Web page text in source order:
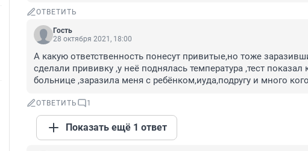
ОТВЕТИТЬ
Гость
28 октября 2021, 18:00
А какую ответственность понесут привитые,но тоже
сделали прививку ,у неё поднялась температура ,тест показал
больнице ,заразила меня с ребёнком,иуда,подругу и много
ОТВЕТИТЬ 1
Показать ещё 1 ответ